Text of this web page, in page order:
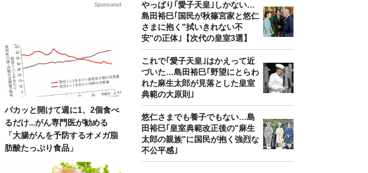
Sponsored
パカッと開けて週に1、2個食べ
るだけ...がん専門医が勧める
「大腸がんを予防するオメガ脂
肪酸たっぷり食品」
やっぱり｢愛子天皇｣しかない…
島田裕巳｢国民が秋篠宮家と悠仁
さまに抱く"拭いきれない不
安"の正体｣【次代の皇室3選】
これで｢愛子天皇｣はかえって近
づいた…島田裕巳｢野望にとらわ
れた麻生太郎が見落とした皇室
典範の大原則｣
悠仁さまでも養子でもない…島
田裕巳｢皇室典範改正後の"麻生
太郎の親族"に国民が抱く強烈な
不公平感｣